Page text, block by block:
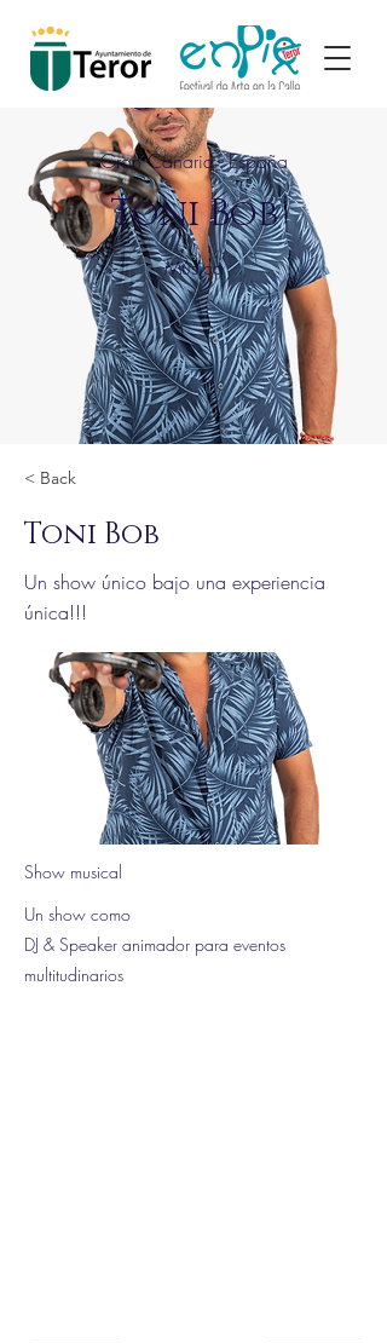
Gran Canaria - España
Toni Bob
Música
< Back
Toni Bob
Un show único bajo una experiencia
única!!!
Show musical
Un show como
DJ & Speaker animador para eventos
multitudinarios